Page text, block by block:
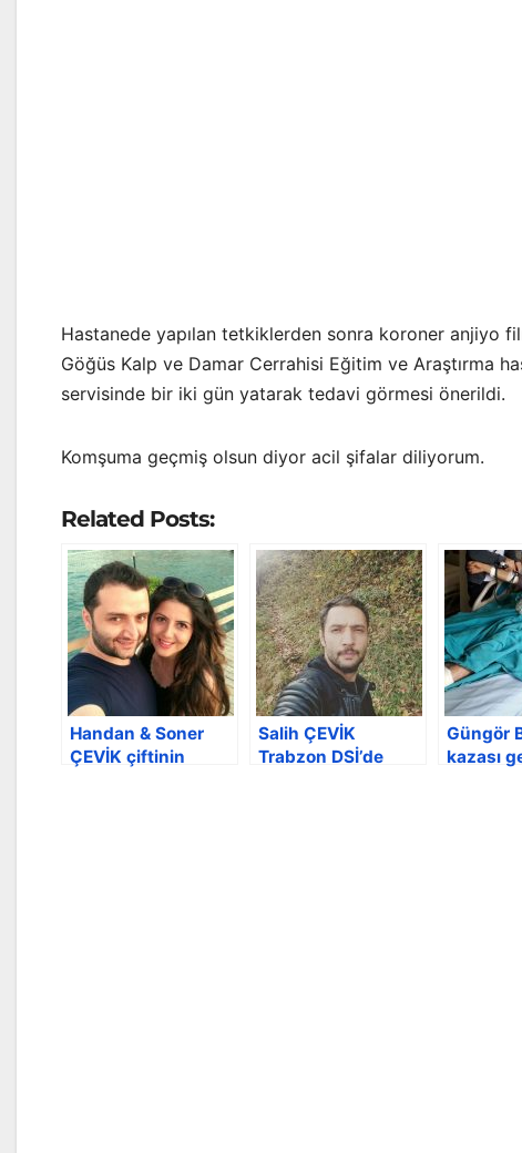
Hastanede yapılan tetkiklerden sonra koroner anjiyo
Göğüs Kalp ve Damar Cerrahisi Eğitim ve Araştırma
servisinde bir iki gün yatarak tedavi görmesi önerildi.
Komşuma geçmiş olsun diyor acil şifalar diliyorum.
Related Posts:
Handan & Soner
ÇEVİK çiftinin
Salih ÇEVİK
Trabzon DSİ’de
Güngör
kazası